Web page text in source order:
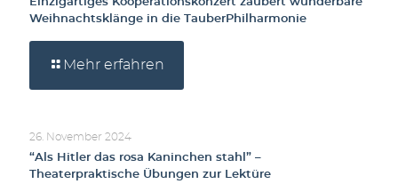
Weihnachtsklänge in die TauberPhilharmonie
Mehr erfahren
26. November 2024
“Als Hitler das rosa Kaninchen stahl” –
Theaterpraktische Übungen zur Lektüre